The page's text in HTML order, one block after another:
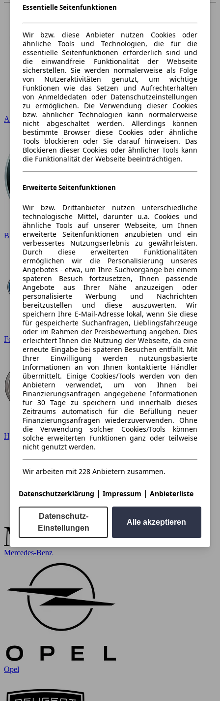
Audi
BMW
Ford
Hyundai
Mercedes-Benz
Opel
Essentielle Seitenfunktionen
Wir bzw. diese Anbieter nutzen Cookies oder
ähnliche Tools und Technologien, die für die
essentielle Seitenfunktionen erforderlich sind und
die einwandfreie Funktionalität der Webseite
sicherstellen. Sie werden normalerweise als Folge
von Nutzeraktivitäten genutzt, um wichtige
Funktionen wie das Setzen und Aufrechterhalten
von Anmeldedaten oder Datenschutzeinstellungen
zu ermöglichen. Die Verwendung dieser Cookies
bzw. ähnlicher Technologien kann normalerweise
nicht abgeschaltet werden. Allerdings können
bestimmte Browser diese Cookies oder ähnliche
Tools blockieren oder Sie darauf hinweisen. Das
Blockieren dieser Cookies oder ähnlicher Tools kann
die Funktionalität der Webseite beeinträchtigen.
Erweiterte Seitenfunktionen
Wir bzw. Drittanbieter nutzen unterschiedliche
technologische Mittel, darunter u.a. Cookies und
ähnliche Tools auf unserer Webseite, um Ihnen
erweiterte Seitenfunktionen anzubieten und ein
verbessertes Nutzungserlebnis zu gewährleisten.
Durch diese erweiterten Funktionalitäten
ermöglichen wir die Personalisierung unseres
Angebotes - etwa, um Ihre Suchvorgänge bei einem
späteren Besuch fortzusetzen, Ihnen passende
Angebote aus Ihrer Nähe anzuzeigen oder
personalisierte Werbung und Nachrichten
bereitzustellen und diese auszuwerten. Wir
speichern Ihre E-Mail-Adresse lokal, wenn Sie diese
für gespeicherte Suchanfragen, Lieblingsfahrzeuge
oder im Rahmen der Preisbewertung angeben. Dies
erleichtert Ihnen die Nutzung der Webseite, da eine
erneute Eingabe bei späteren Besuchen entfällt. Mit
Ihrer Einwilligung werden nutzungsbasierte
Informationen an von Ihnen kontaktierte Händler
übermittelt. Einige Cookies/Tools werden von den
Anbietern verwendet, um von Ihnen bei
Finanzierungsanfragen angegebene Informationen
für 30 Tage zu speichern und innerhalb dieses
Zeitraums automatisch für die Befüllung neuer
Finanzierungsanfragen wiederzuverwenden. Ohne
die Verwendung solcher Cookies/Tools können
solche erweiterten Funktionen ganz oder teilweise
nicht genutzt werden.
Wir arbeiten mit 228 Anbietern zusammen.
Datenschutzerklärung | Impressum | Anbieterliste
Datenschutz-
Einstellungen
Alle akzeptieren